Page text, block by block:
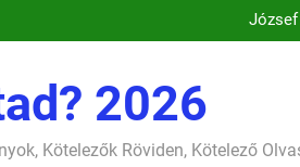
Csokonai Vitéz
Csokonai
Csokonai Vitéz
Csokonai
József
2026
Kötelezők Röviden, Kötelező